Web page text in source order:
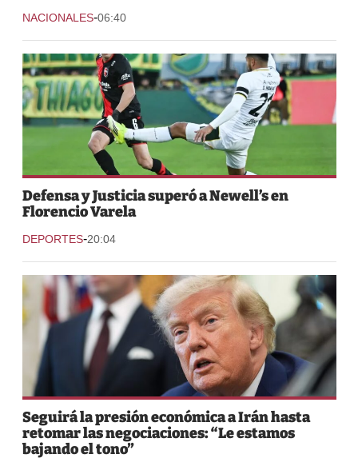
NACIONALES-06:40
Defensa y Justicia superó a Newell’s en
Florencio Varela
DEPORTES-20:04
Seguirá la presión económica a Irán hasta
retomar las negociaciones: “Le estamos
bajando el tono”